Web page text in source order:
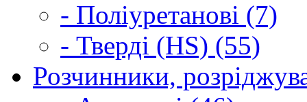
- Поліуретанові (7)
- Тверді (HS) (55)
Розчинники,